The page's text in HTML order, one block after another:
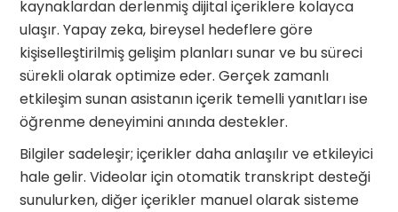
kaynaklardan derlenmiş dijital içeriklere kolayca
ulaşır. Yapay zeka, bireysel hedeflere göre
kişiselleştirilmiş gelişim planları sunar ve bu süreci
sürekli olarak optimize eder. Gerçek zamanlı
etkileşim sunan asistanın içerik temelli yanıtları ise
öğrenme deneyimini anında destekler.
Bilgiler sadeleşir; içerikler daha anlaşılır ve etkileyici
hale gelir. Videolar için otomatik transkript desteği
sunulurken, diğer içerikler manuel olarak sisteme